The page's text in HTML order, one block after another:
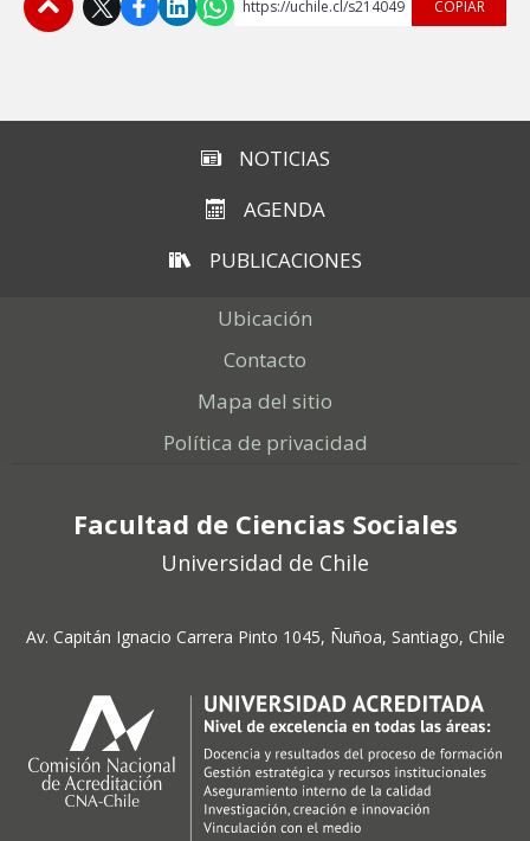
https://uchile.cl/s214049 COPIAR
NOTICIAS
AGENDA
PUBLICACIONES
Ubicación
Contacto
Mapa del sitio
Política de privacidad
Facultad de Ciencias Sociales
Universidad de Chile
Av. Capitán Ignacio Carrera Pinto 1045, Ñuñoa, Santiago, Chile